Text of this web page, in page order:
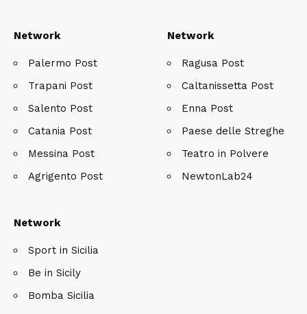
Network
Palermo Post
Trapani Post
Salento Post
Catania Post
Messina Post
Agrigento Post
Network
Ragusa Post
Caltanissetta Post
Enna Post
Paese delle Streghe
Teatro in Polvere
NewtonLab24
Network
Sport in Sicilia
Be in Sicily
Bomba Sicilia